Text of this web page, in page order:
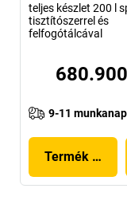
teljes készlet 200 l
tisztítószerrel és
felfogótálcával
9-11
Termék